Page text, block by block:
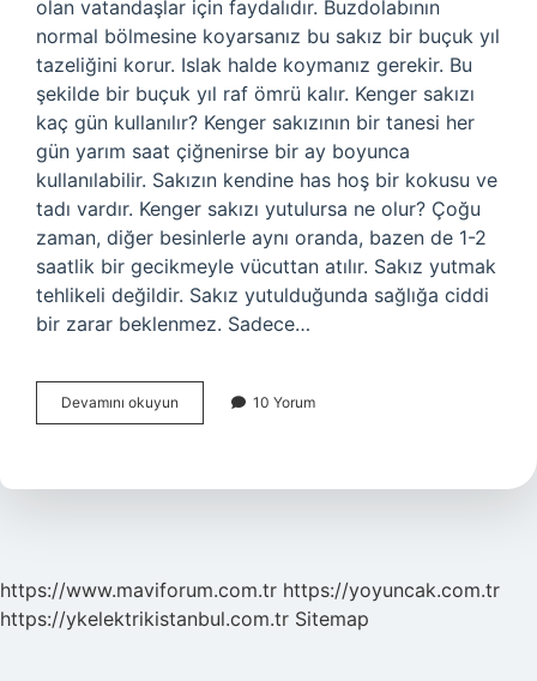
olan vatandaşlar için faydalıdır. Buzdolabının
normal bölmesine koyarsanız bu sakız bir buçuk yıl
tazeliğini korur. Islak halde koymanız gerekir. Bu
şekilde bir buçuk yıl raf ömrü kalır. Kenger sakızı
kaç gün kullanılır? Kenger sakızının bir tanesi her
gün yarım saat çiğnenirse bir ay boyunca
kullanılabilir. Sakızın kendine has hoş bir kokusu ve
tadı vardır. Kenger sakızı yutulursa ne olur? Çoğu
zaman, diğer besinlerle aynı oranda, bazen de 1-2
saatlik bir gecikmeyle vücuttan atılır. Sakız yutmak
tehlikeli değildir. Sakız yutulduğunda sağlığa ciddi
bir zarar beklenmez. Sadece…
Devamını okuyun
Sakızı
10 Yorum
https://www.maviforum.com.tr https://yoyuncak.com.tr
https://ykelektrikistanbul.com.tr Sitemap